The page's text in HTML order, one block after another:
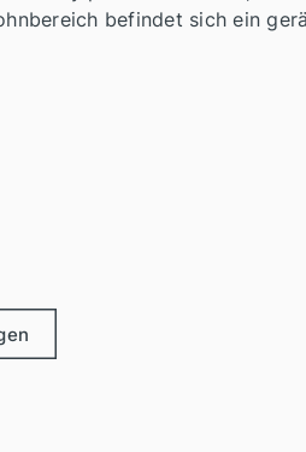
befindet sich ein